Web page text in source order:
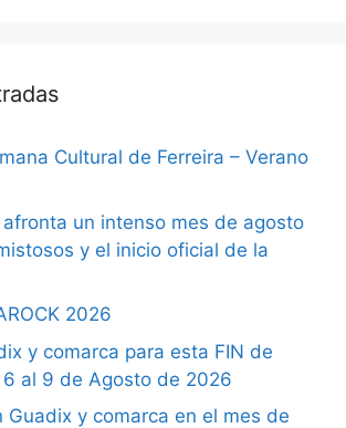
Cultural de Ferreira – Verano
afronta un intenso mes de agosto
y el inicio oficial de la
2026
y comarca para esta FIN de
6 al 9 de Agosto de 2026
Guadix y comarca en el mes de